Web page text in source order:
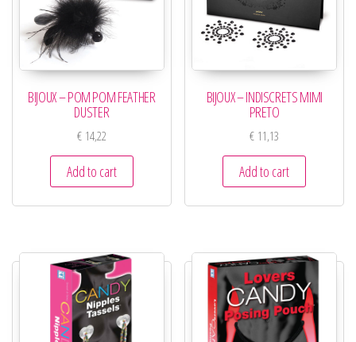
BIJOUX – POM POM FEATHER
DUSTER
€14,22
Add to cart
BIJOUX – INDISCRETS MIMI
PRETO
€ 11,13
Add to cart